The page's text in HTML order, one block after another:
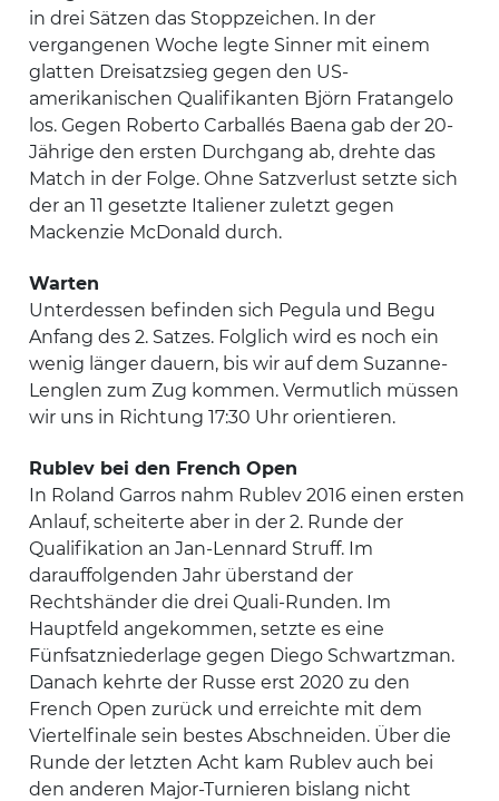
in drei Sätzen das Stoppzeichen. In der
vergangenen Woche legte Sinner mit einem
glatten Dreisatzsieg gegen den US-
amerikanischen Qualifikanten Björn Fratangelo
los. Gegen Roberto Carballés Baena gab der 20-
Jährige den ersten Durchgang ab, drehte das
Match in der Folge. Ohne Satzverlust setzte sich
der an 11 gesetzte Italiener zuletzt gegen
Mackenzie McDonald durch.
Warten
Unterdessen befinden sich Pegula und Begu
Anfang des 2. Satzes. Folglich wird es noch ein
wenig länger dauern, bis wir auf dem Suzanne-
Lenglen zum Zug kommen. Vermutlich müssen
wir uns in Richtung 17:30 Uhr orientieren.
Rublev bei den French Open
In Roland Garros nahm Rublev 2016 einen ersten
Anlauf, scheiterte aber in der 2. Runde der
Qualifikation an Jan-Lennard Struff. Im
darauffolgenden Jahr überstand der
Rechtshänder die drei Quali-Runden. Im
Hauptfeld angekommen, setzte es eine
Fünfsatzniederlage gegen Diego Schwartzman.
Danach kehrte der Russe erst 2020 zu den
French Open zurück und erreichte mit dem
Viertelfinale sein bestes Abschneiden. Über die
Runde der letzten Acht kam Rublev auch bei
den anderen Major-Turnieren bislang nicht